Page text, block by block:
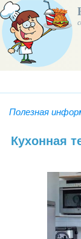
Полезная
Кухонная